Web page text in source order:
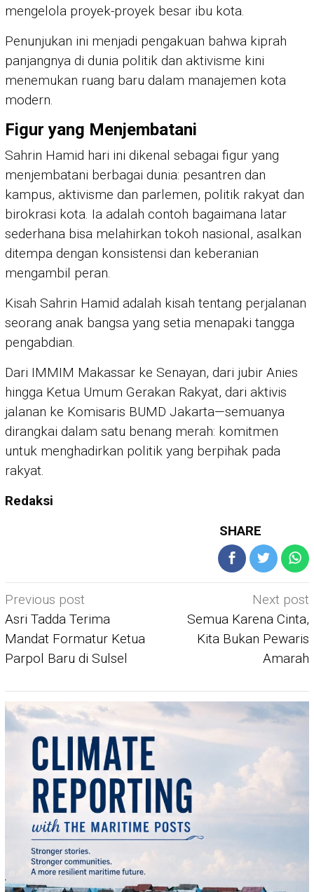
mengelola proyek-proyek besar ibu kota.
Penunjukan ini menjadi pengakuan bahwa kiprah
panjangnya di dunia politik dan aktivisme kini
menemukan ruang baru dalam manajemen kota
modern.
Figur yang Menjembatani
Sahrin Hamid hari ini dikenal sebagai figur yang
menjembatani berbagai dunia: pesantren dan
kampus, aktivisme dan parlemen, politik rakyat dan
birokrasi kota. Ia adalah contoh bagaimana latar
sederhana bisa melahirkan tokoh nasional, asalkan
ditempa dengan konsistensi dan keberanian
mengambil peran.
Kisah Sahrin Hamid adalah kisah tentang perjalanan
seorang anak bangsa yang setia menapaki tangga
pengabdian.
Dari IMMIM Makassar ke Senayan, dari jubir Anies
hingga Ketua Umum Gerakan Rakyat, dari aktivis
jalanan ke Komisaris BUMD Jakarta—semuanya
dirangkai dalam satu benang merah: komitmen
untuk menghadirkan politik yang berpihak pada
rakyat.
Redaksi
SHARE
Post
navigation
Previous post
Asri Tadda Terima
Mandat Formatur Ketua
Parpol Baru di Sulsel
Next post
Semua Karena Cinta,
Kita Bukan Pewaris
Amarah